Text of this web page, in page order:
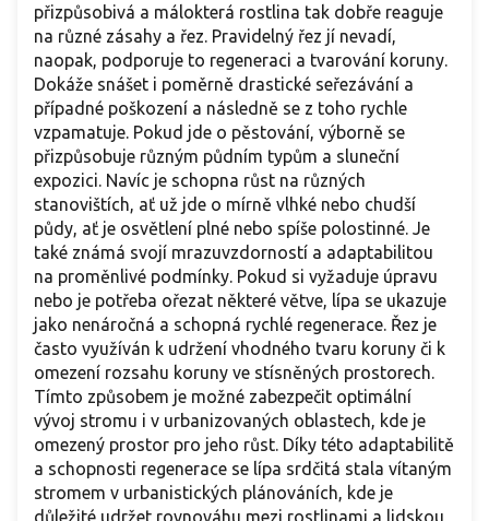
přizpůsobivá a málokterá rostlina tak dobře reaguje
na různé zásahy a řez. Pravidelný řez jí nevadí,
naopak, podporuje to regeneraci a tvarování koruny.
Dokáže snášet i poměrně drastické seřezávání a
případné poškození a následně se z toho rychle
vzpamatuje. Pokud jde o pěstování, výborně se
přizpůsobuje různým půdním typům a sluneční
expozici. Navíc je schopna růst na různých
stanovištích, ať už jde o mírně vlhké nebo chudší
půdy, ať je osvětlení plné nebo spíše polostinné. Je
také známá svojí mrazuvzdorností a adaptabilitou
na proměnlivé podmínky. Pokud si vyžaduje úpravu
nebo je potřeba ořezat některé větve, lípa se ukazuje
jako nenáročná a schopná rychlé regenerace. Řez je
často využíván k udržení vhodného tvaru koruny či k
omezení rozsahu koruny ve stísněných prostorech.
Tímto způsobem je možné zabezpečit optimální
vývoj stromu i v urbanizovaných oblastech, kde je
omezený prostor pro jeho růst. Díky této adaptabilitě
a schopnosti regenerace se lípa srdčitá stala vítaným
stromem v urbanistických plánováních, kde je
důležité udržet rovnováhu mezi rostlinami a lidskou